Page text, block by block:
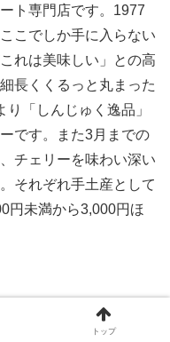
ト専門店です。1977
こでしか手に入らない
れは美味しい」との高
長くくるっと丸まった
「しんじゅく逸品」
です。また3月までの
チェリーを味わい深い
それぞれ手土産として
円未満から3,000円ほ
トップ